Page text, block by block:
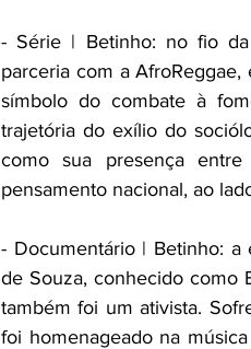
- Série | Betinho: no fio da
parceria com a
símbolo do combate à
trajetória do exílio do
como sua presença
pensamento nacional, ao
- Documentário | Betinho: a
de Souza, conhecido como
também foi um ativista.
foi homenageado na